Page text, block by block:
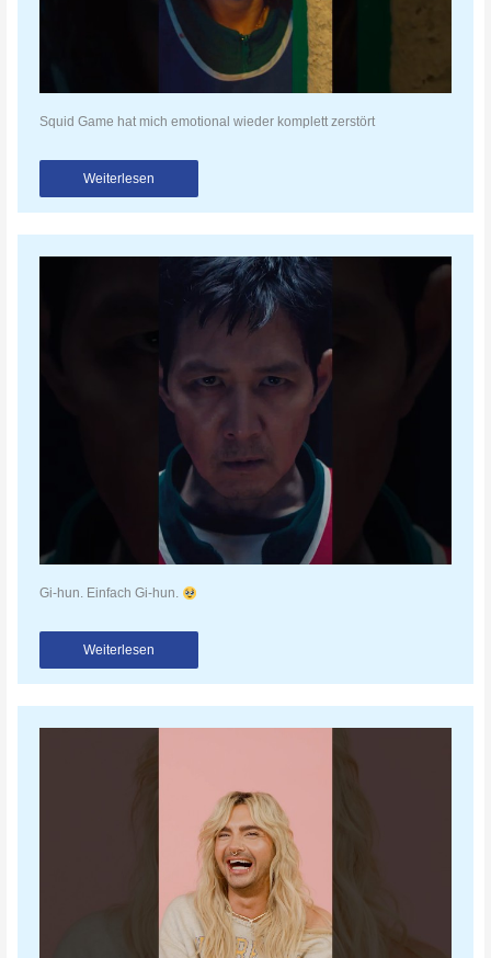
Squid Game hat mich emotional wieder komplett zerstört
Weiterlesen
Gi-hun. Einfach Gi-hun.
Weiterlesen